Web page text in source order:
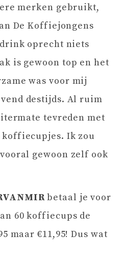
merken gebruikt,
De Koffiejongens
oprecht niets
is gewoon top en het
was voor mij
destijds. Al ruim
tevreden met
Ik zou
gewoon zelf ook
betaal je voor
60 koffiecups de
maar €11,95! Dus wat